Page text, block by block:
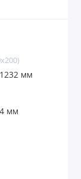
мм
мм